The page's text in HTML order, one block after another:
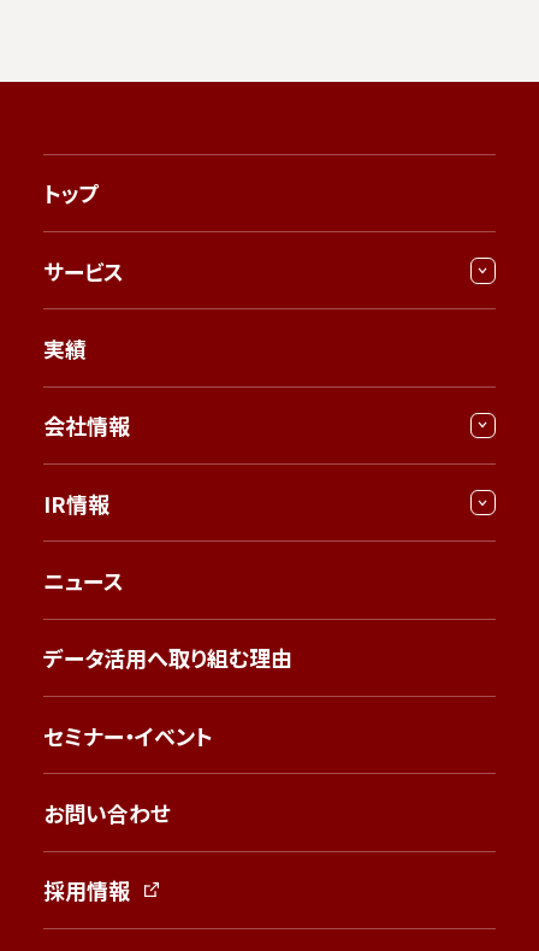
トップ
サービス
実績
会社情報
IR情報
ニュース
データ活用へ取り組む理由
セミナー・イベント
お問い合わせ
採用情報